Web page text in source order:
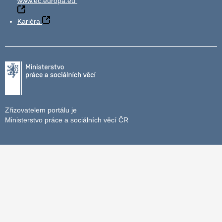
Kariéra
Zřizovatelem portálu je
Ministerstvo práce a sociálních věcí ČR